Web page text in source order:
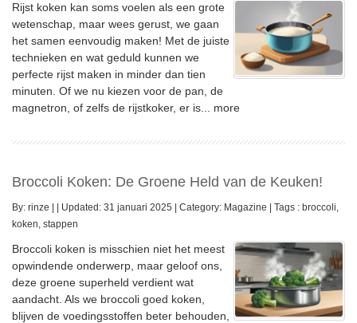
Rijst koken kan soms voelen als een grote
wetenschap, maar wees gerust, we gaan
het samen eenvoudig maken! Met de juiste
technieken en wat geduld kunnen we
perfecte rijst maken in minder dan tien
minuten. Of we nu kiezen voor de pan, de
magnetron, of zelfs de rijstkoker, er is... more
Broccoli Koken: De Groene Held van de Keuken!
By:rinze Updated: 31 januari 2025 Category: Magazine Tags : broccoli,
koken,stappen
Broccoli koken is misschien niet het meest
opwindende onderwerp, maar geloof ons,
deze groene superheld verdient wat
aandacht. Als we broccoli goed koken,
blijven de voedingsstoffen beter behouden,